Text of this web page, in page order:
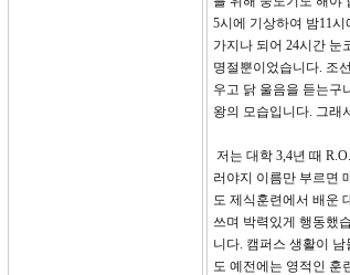
5시에 기상하여 밤11
가지나 되어 24시간 눈
명절뿐이었습니다. 조
우고 닭 울음을 듣는구
왕의 모습입니다. 그래
저는 대학 3,4년 때
러야지 이름만 부르면
도 제식훈련에서 배운
쓰며 박력있게 행동했
니다. 캠퍼스 생활이
도 예전에는 영적인 훈